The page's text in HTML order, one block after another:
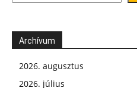
Archívum
2026. augusztus
2026. július